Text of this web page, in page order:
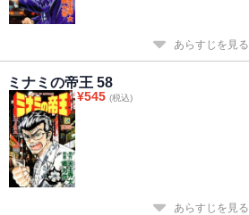
あらすじを見る
ミナミの帝王 58
¥545 (税込)
あらすじを見る